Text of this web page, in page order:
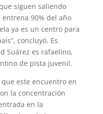
siguen saliendo
90% del año
ya es un centro para
concluyó. Es
Suárez es rafaelino,
de pista juvenil.
este encuentro en
la concentración
en la